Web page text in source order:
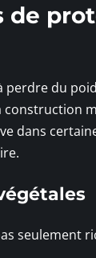
de
perdre du
dans
seulement